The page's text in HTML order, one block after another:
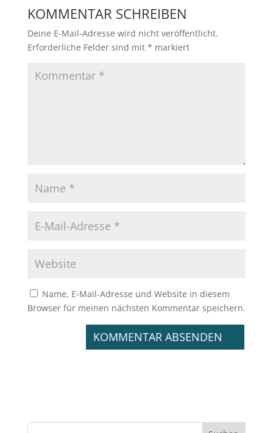
KOMMENTAR SCHREIBEN
Deine E-Mail-Adresse wird nicht veröffentlicht.
Erforderliche Felder sind mit * markiert
Name, E-Mail-Adresse und Website in diesem
Browser für meinen nächsten Kommentar speichern.